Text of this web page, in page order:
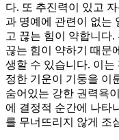
다. 또 추진력이 있고
과 명예에 관련이 없는
고 끊는 힘이 약합니다
끊는 힘이 약하기 때문
생할 수 있습니다. 이
정한 기운이 기둥을 이
숨어있는 강한 권력욕
에 결정적 순간에 나타
를 무너뜨리지 않게 조